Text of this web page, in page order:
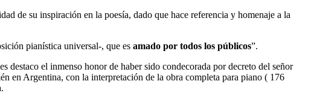
de su inspiración en la poesía, dado que hace referencia y homenaje a la
pianística universal-, que es amado por todos los públicos”.
destaco el inmenso honor de haber sido condecorada por decreto del señor
en Argentina, con la interpretación de la obra completa para piano ( 176